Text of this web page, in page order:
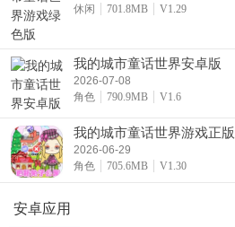
休闲
701.8MB V1.29
我的城市童话世界安卓版
2026-07-08
角色
790.9MB V1.6
我的城市童话世界游戏正版
2026-06-29
角色
705.6MB V1.30
安卓应用